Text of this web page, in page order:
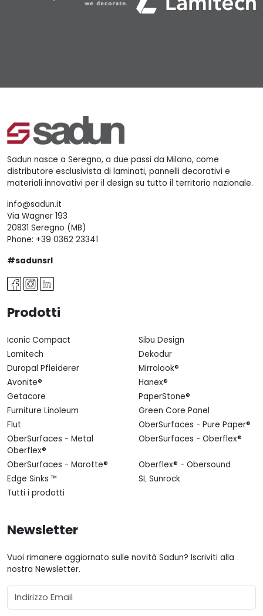
Sadun nasce a Seregno, a due passi da Milano, come
distributore esclusivista di laminati, pannelli decorativi e
materiali innovativi per il design su tutto il territorio nazionale.
info@sadun.it
Via Wagner 193
20831 Seregno (MB)
Phone: +39 0362 23341
#sadunsrl
Prodotti
Iconic Compact
Sibu Design
Lamitech
Dekodur
Duropal Pfleiderer
Mirrolook®
Avonite®
Hanex®
Getacore
PaperStone®
Furniture Linoleum
Green Core Panel
Flut
OberSurfaces - Pure Paper®
OberSurfaces - Metal
Oberflex®
OberSurfaces - Oberflex®
OberSurfaces - Marotte®
Oberflex® - Obersound
Edge Sinks ™
SL Sunrock
Tutti i prodotti
Newsletter
Vuoi rimanere aggiornato sulle novità Sadun? Iscriviti alla
nostra Newsletter.
Email